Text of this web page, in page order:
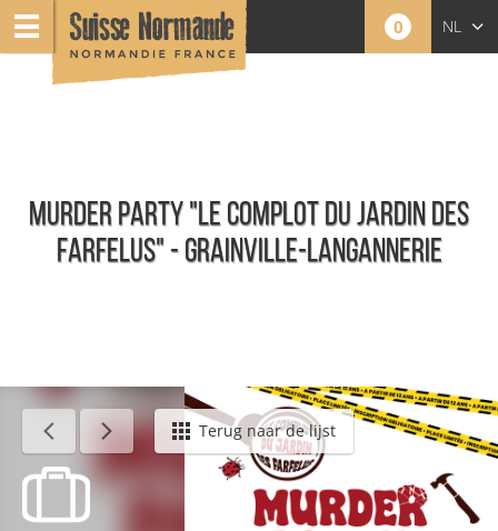
0 NL
MURDER PARTY "LE COMPLOT DU JARDIN DES
FARFELUS" - GRAINVILLE-LANGANNERIE
Agenda - NederlandsTerug naar de lijst